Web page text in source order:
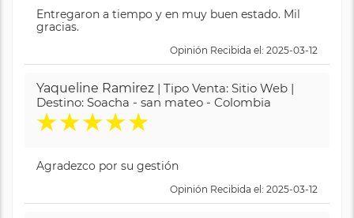
Entregaron a tiempo y en muy buen estado. Mil
gracias.
Opinión Recibida el: 2025-03-12
Yaqueline Ramirez | Tipo Venta: Sitio Web |
Destino: Soacha - san mateo - Colombia
★★★★★
Agradezco por su gestión
Opinión Recibida el: 2025-03-12